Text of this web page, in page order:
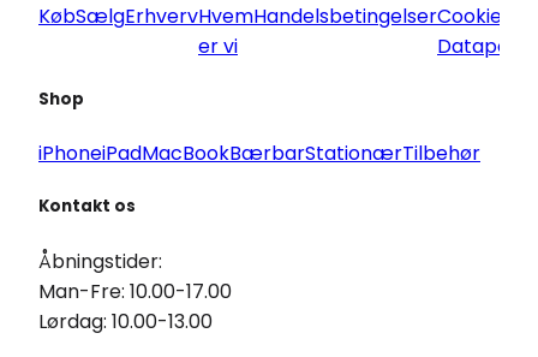
KøbSælgErhvervHvem
er vi
HandelsbetingelserCookie og
Shop
iPhoneiPadMacBookBærbarStationærTilbehør
Kontakt os
Åbningstider:
Man-Fre: 10.00-17.00
Lørdag: 10.00-13.00